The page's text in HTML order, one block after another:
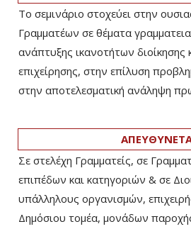
Το σεμινάριο στοχεύει στην
Γραμματέων σε θέματα
ανάπτυξης ικανοτήτων διοίκησης
επιχείρησης, στην επίλυση
στην αποτελεσματική ανάληψη
Σε στελέχη Γραμματείς, σε
επιπέδων και κατηγοριών & σε
υπάλληλους οργανισμών,
Δημόσιου τομέα, μονάδων